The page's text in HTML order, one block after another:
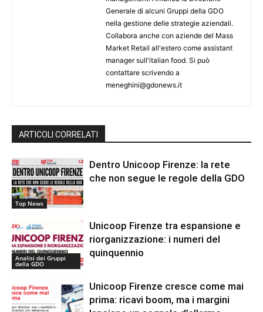
Generale di alcuni Gruppi della GDO
nella gestione delle strategie aziendali.
Collabora anche con aziende del Mass
Market Retail all'estero come assistant
manager sull'italian food. Si può
contattare scrivendo a
meneghini@gdonews.it
ARTICOLI CORRELATI
Top News
Dentro Unicoop Firenze: la rete
che non segue le regole della GDO
Analisi dei Gruppi
della GDO
Unicoop Firenze tra espansione e
riorganizzazione: i numeri del
quinquennio
Unicoop Firenze cresce come mai
prima: ricavi boom, ma i margini